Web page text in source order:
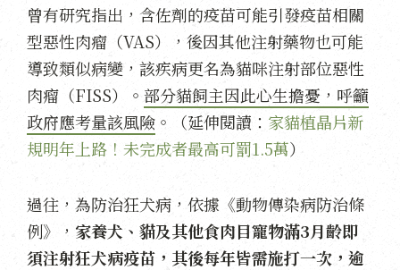
曾有研究指出，含佐劑的疫苗可能引發疫苗相關
型惡性肉瘤（VAS），後因其他注射藥物也可能
導致類似病變，該疾病更名為貓咪注射部位惡性
肉瘤（FISS）。 部分貓飼主因此心生擔憂，呼籲
政府應考量該風險 。（延伸閱讀： 家貓植晶片新
規明年上路！未完成者最高可罰1.5萬）
過往，為防治狂犬病，依據《動物傳染病防治條
例》， 家養犬、貓及其他食肉目寵物滿3月齡即
須注射狂犬病疫苗，其後每年皆需施打一次，逾